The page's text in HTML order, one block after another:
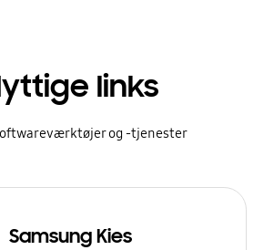
links
og -tjenester
Samsung Kies